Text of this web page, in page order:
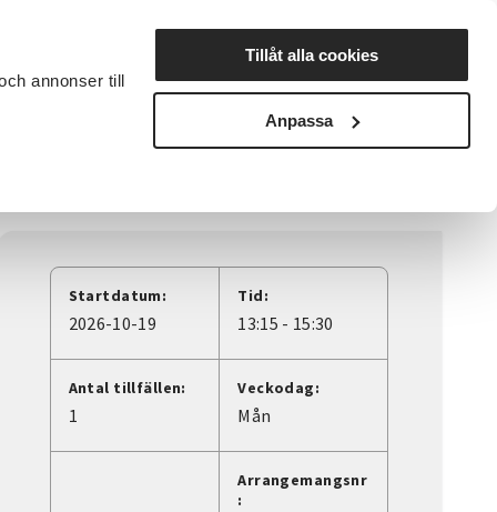
annonser till
Tillåt alla cookies
Anpassa
Nyheter Avdelningar
Startdatum:
2026-10-19
Tid:
13:15 - 15:30
Antal tillfällen:
1
Veckodag:
Mån
Arrangemangsnr
: